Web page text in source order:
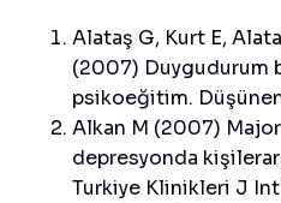
Alataş G, Kurt E,
(2007) Duygudurum
psikoeğitim.
Alkan M (2007)
depresyonda
Turkiye Klinikleri J